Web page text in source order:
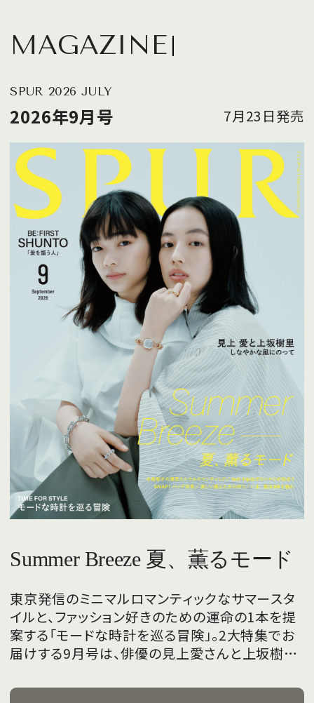
MAGAZINE
SPUR 2026 JULY
2026年9月号 7月23日発売
Summer Breeze 夏、薫るモード
東京発信のミニマルロマンティックなサマースタ
イルと、ファッション好きのための運命の1本を提
案する「モードな時計を巡る冒険」。2大特集でお
届けする9月号は、俳優の見上愛さんと上坂樹里
飾ります。